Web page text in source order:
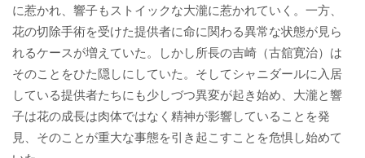
に惹かれ、響子もストイックな大瀧に惹かれていく。一方、
花の切除手術を受けた提供者に命に関わる異常な状態が見ら
れるケースが増えていた。しかし所長の吉崎（古舘寛治）は
そのことをひた隠しにしていた。そしてシャニダールに入居
している提供者たちにも少しづつ異変が起き始め、大瀧と響
子は花の成長は肉体ではなく精神が影響していることを発
見、そのことが重大な事態を引き起こすことを危惧し始めて